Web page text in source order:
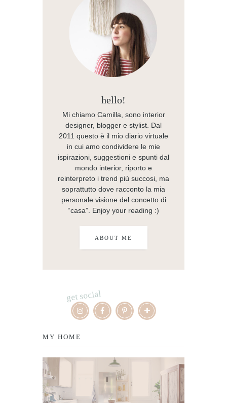
hello!
Mi chiamo Camilla, sono interior
designer, blogger e stylist. Dal
2011 questo è il mio diario virtuale
in cui amo condividere le mie
ispirazioni, suggestioni e spunti dal
mondo interior, riporto e
reinterpreto i trend più succosi, ma
soprattutto dove racconto la mia
personale visione del concetto di
“casa”. Enjoy your reading :)
ABOUT ME
get social
MY HOME